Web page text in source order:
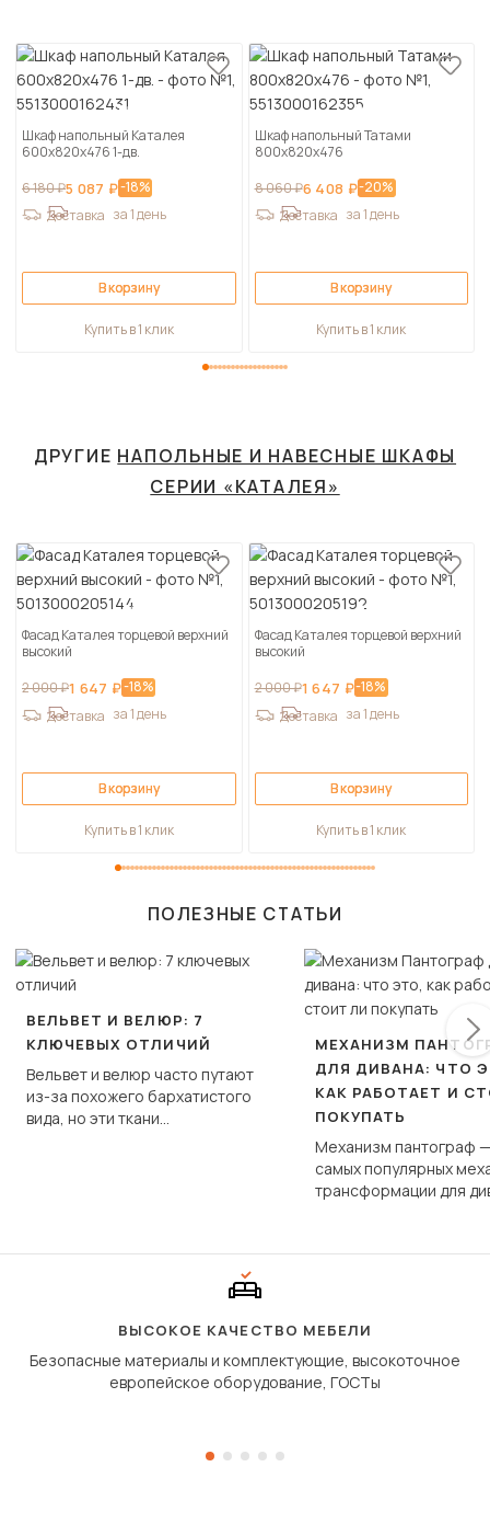
Шкаф напольный Каталея
600х820х476 1-дв.
6 180 ₽5 087 ₽-18%
Доставка за 1 день
В корзину
Купить в 1 клик
Шкаф напольный Татами
800х820х476
8 060 ₽6 408 ₽-20%
Доставка за 1 день
В корзину
Купить в 1 клик
ДРУГИЕ НАПОЛЬНЫЕ И НАВЕСНЫЕ ШКАФЫ
СЕРИИ «КАТАЛЕЯ»
Фасад Каталея торцевой верхний
высокий
2 000 ₽1 647 ₽-18%
Доставка за 1 день
В корзину
Купить в 1 клик
Фасад Каталея торцевой верхний
высокий
2 000 ₽1 647 ₽-18%
Доставка за 1 день
В корзину
Купить в 1 клик
ПОЛЕЗНЫЕ СТАТЬИ
ВЕЛЬВЕТ И ВЕЛЮР: 7
КЛЮЧЕВЫХ ОТЛИЧИЙ
Вельвет и велюр часто путают
из-за похожего бархатистого
вида, но эти ткани
МЕХАНИЗМ
ДЛЯ ДИВАНА: ЧТО
КАК РАБОТАЕТ И
ПОКУПАТЬ
Механизм пантограф
самых популярных
трансформации для
сиденье не
дугообразной
ВЫСОКОЕ КАЧЕСТВО МЕБЕЛИ
Безопасные материалы и комплектующие, высокоточное
европейское оборудование, ГОСТы